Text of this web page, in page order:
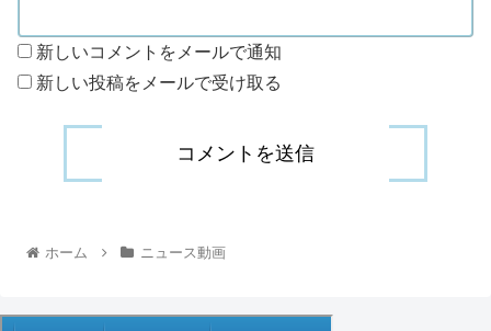
新しいコメントをメールで通知
新しい投稿をメールで受け取る
ホーム ニュース動画